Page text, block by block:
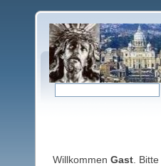
Willkommen Gast . Bitte